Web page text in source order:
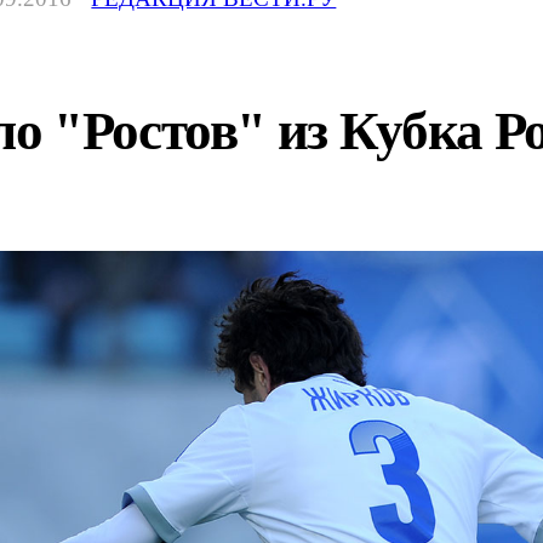
"Ростов" из Кубка